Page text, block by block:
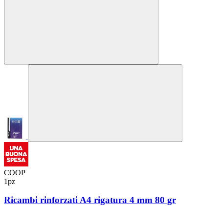
COOP
1pz
Ricambi rinforzati A4 rigatura 4 mm 80 gr